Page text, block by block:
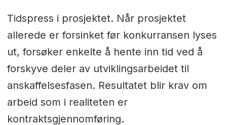
Tidspress i prosjektet. Når prosjektet
allerede er forsinket før konkurransen lyses
ut, forsøker enkelte å hente inn tid ved å
forskyve deler av utviklingsarbeidet til
anskaffelsesfasen. Resultatet blir krav om
arbeid som i realiteten er
kontraktsgjennomføring.